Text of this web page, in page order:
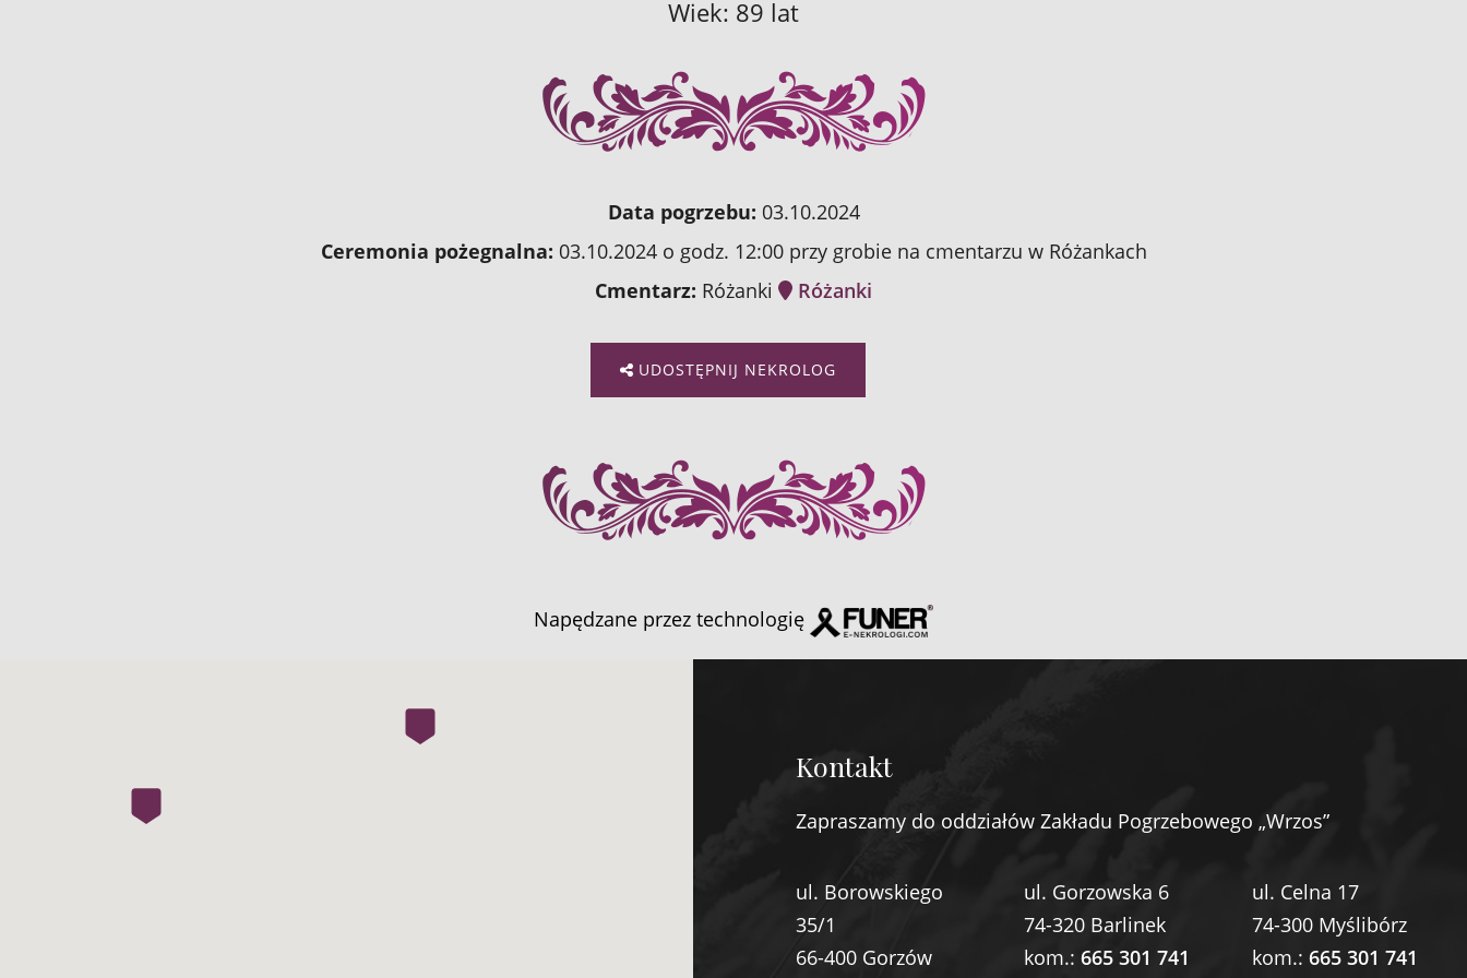
Wiek: 89 lat
Data pogrzebu: 03.10.2024
Ceremonia pożegnalna: 03.10.2024 o godz. 12:00 przy grobie na cmentarzu w Różankach
Cmentarz: Różanki Różanki
UDOSTĘPNIJ NEKROLOG
Napędzane przez technologię
Kontakt
Zapraszamy do oddziałów Zakładu Pogrzebowego „Wrzos”
ul. Borowskiego
35/1
66-400 Gorzów
ul. Gorzowska 6
74-320 Barlinek
kom.:665 301 741
ul. Celna 17
74-300 Myślibórz
kom.:665 301 741